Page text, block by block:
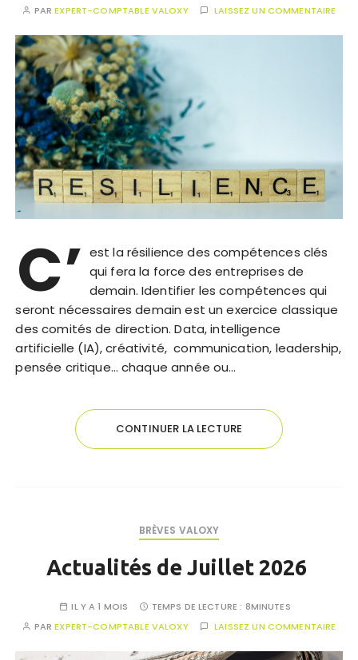
PAREXPERT-COMPTABLE VALOXY LAISSEZ UN COMMENTAIRE
C’ est la résilience des compétences clés
qui fera la force des entreprises de
demain. Identifier les compétences qui
seront nécessaires demain est un exercice classique
des comités de direction. Data, intelligence
artificielle (IA), créativité, communication, leadership,
pensée critique… chaque année ou…
CONTINUER LA LECTURE
BRÈVES VALOXY
Actualités de Juillet 2026
IL Y A 1 MOIS TEMPS DE LECTURE : 8MINUTES
PAREXPERT-COMPTABLE VALOXY LAISSEZ UN COMMENTAIRE